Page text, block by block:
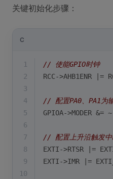
关键初始化步骤：
C
1
// 使能GPIO时钟
2
RCC->AHB1ENR |=
3
4
// 配置PA0、PA1为
5
GPIOA->MODER &=
6
7
// 配置上升沿触发中
8
EXTI->RTSR |=
9
EXTI->IMR |=
10